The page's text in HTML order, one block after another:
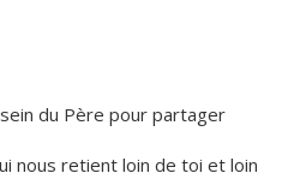
du Père pour partager
nous retient loin de toi et loin